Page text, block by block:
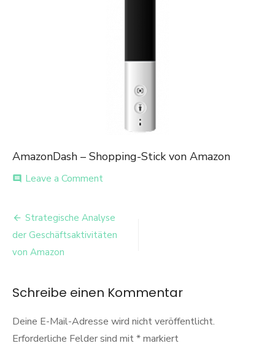
AmazonDash – Shopping-Stick von Amazon
comment Leave a Commenton
Beitrags-
Navigation
Strategische Analyse
der Geschäftsaktivitäten
von Amazon
Schreibe einen Kommentar
Deine E-Mail-Adresse wird nicht veröffentlicht.
Erforderliche Felder sind mit*markiert